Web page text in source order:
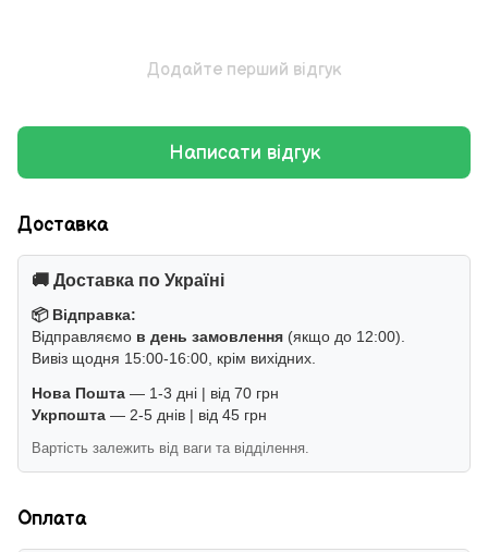
Додайте перший відгук
Написати відгук
Доставка
🚚 Доставка по Україні
📦 Відправка:
Відправляємо в день замовлення (якщо до 12:00).
Вивіз щодня 15:00-16:00, крім вихідних.
Нова Пошта — 1-3 дні | від 70 грн
Укрпошта — 2-5 днів | від 45 грн
Вартість залежить від ваги та відділення.
Оплата